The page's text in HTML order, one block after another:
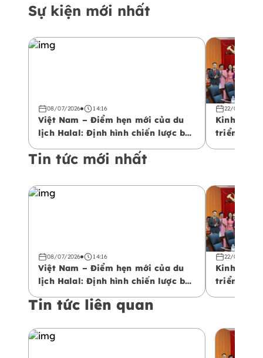
Tin tức mới nhất
08/07/2026 14:16
Việt Nam – Điểm hẹn mới của du
lịch Halal: Định hình chiến lược bứt
22/04/2026
Kinh tế
triển bền
Sự kiện mới nhất
08/07/2026 14:16
Việt Nam – Điểm hẹn mới của du
lịch Halal: Định hình chiến lược bứt
22/04/2026
Kinh tế
triển bền
Tin tức liên quan